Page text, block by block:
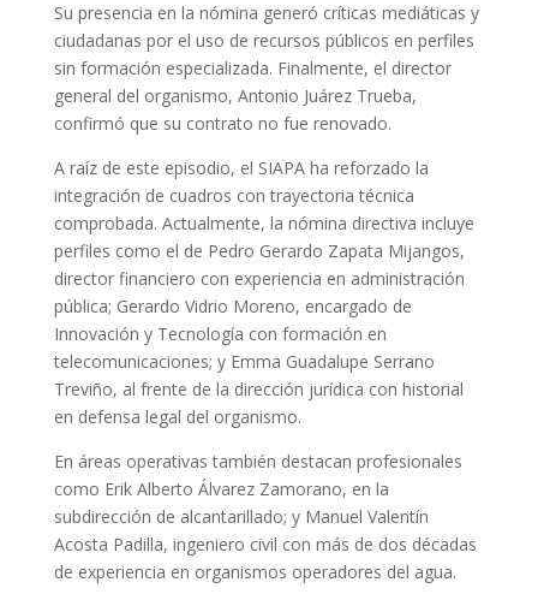
Su presencia en la nómina generó críticas mediáticas y
ciudadanas por el uso de recursos públicos en perfiles
sin formación especializada. Finalmente, el director
general del organismo, Antonio Juárez Trueba,
confirmó que su contrato no fue renovado.
A raíz de este episodio, el SIAPA ha reforzado la
integración de cuadros con trayectoria técnica
comprobada. Actualmente, la nómina directiva incluye
perfiles como el de Pedro Gerardo Zapata Mijangos,
director financiero con experiencia en administración
pública; Gerardo Vidrio Moreno, encargado de
Innovación y Tecnología con formación en
telecomunicaciones; y Emma Guadalupe Serrano
Treviño, al frente de la dirección jurídica con historial
en defensa legal del organismo.
En áreas operativas también destacan profesionales
como Erik Alberto Álvarez Zamorano, en la
subdirección de alcantarillado; y Manuel Valentín
Acosta Padilla, ingeniero civil con más de dos décadas
de experiencia en organismos operadores del agua.